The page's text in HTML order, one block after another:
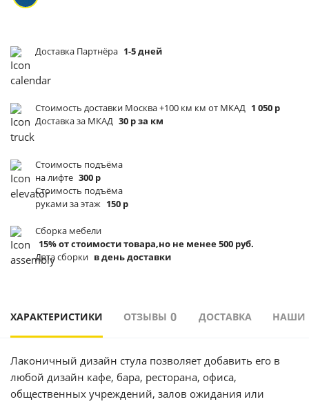
Доставка Партнёра 1-5 дней
Стоимость доставки Москва +100 км км от МКАД 1 050 р
Доставка за МКАД 30 р за км
Стоимость подъёма
на лифте 300 р
Стоимость подъёма
руками за этаж 150 р
Сборка мебели
15% от стоимости товара,но не менее 500 руб.
Дата сборки в день доставки
ХАРАКТЕРИСТИКИ ОТЗЫВЫ 0 ДОСТАВКА НАШИ
Лаконичный дизайн cтула позволяет добавить его в
любой дизайн кафе, бара, ресторана, офиса,
общественных учреждений, залов ожидания или